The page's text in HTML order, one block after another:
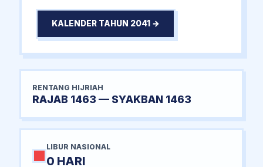
KALENDER TAHUN 2041 →
RENTANG HIJRIAH
RAJAB 1463 — SYAKBAN 1463
LIBUR NASIONAL
0 HARI